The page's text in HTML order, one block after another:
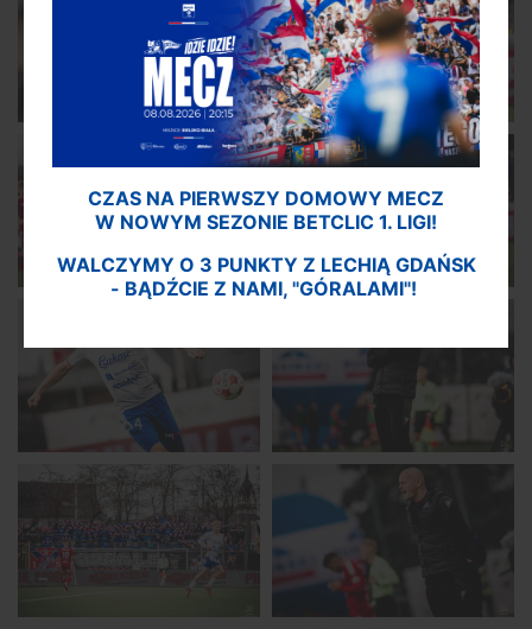
CZAS NA PIERWSZY DOMOWY MECZ
W NOWYM SEZONIE BETCLIC 1. LIGI!
WALCZYMY O 3 PUNKTY Z LECHIĄ GDAŃSK
- BĄDŹCIE Z NAMI, "GÓRALAMI"!